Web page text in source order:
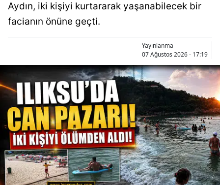
Aydın, iki kişiyi kurtararak yaşanabilecek bir
facianın önüne geçti.
Yayınlanma
07 Ağustos 2026 - 17:19